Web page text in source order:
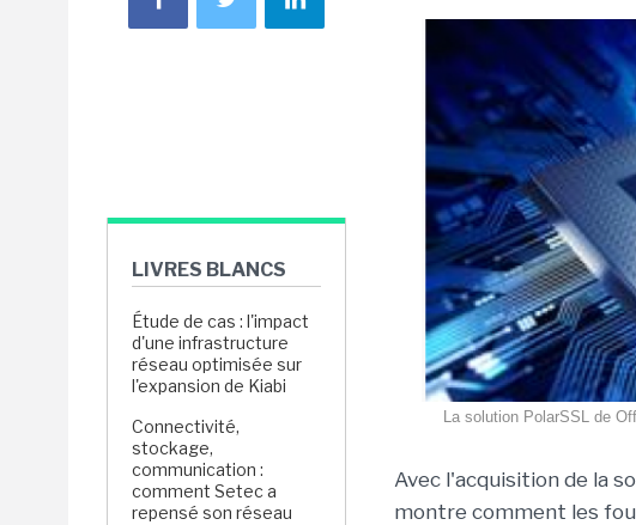
LIVRES BLANCS
Étude de cas : l'impact
d'une infrastructure
réseau optimisée sur
l'expansion de Kiabi
Connectivité,
stockage,
communication :
comment Setec a
repensé son réseau
La solution PolarSSL de
Avec l'acquisition de la
montre comment les